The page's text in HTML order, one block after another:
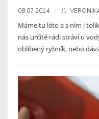
08.07.2014
Máme tu léto a s ním i
nás určitě rádi stráví u
oblíbený rybník, nebo